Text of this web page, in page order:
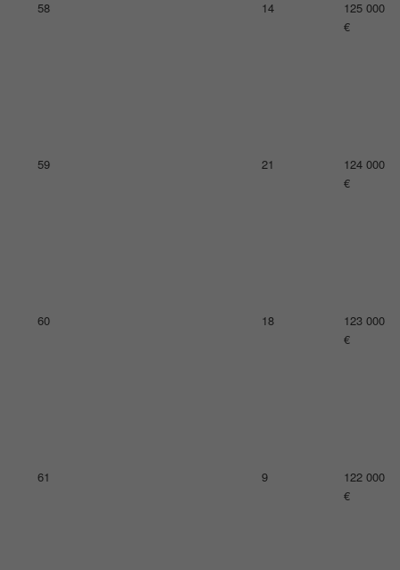
62 33
121 000
€
63 18
116 000
€
64 21
114 000
€
65 19
111 000
€